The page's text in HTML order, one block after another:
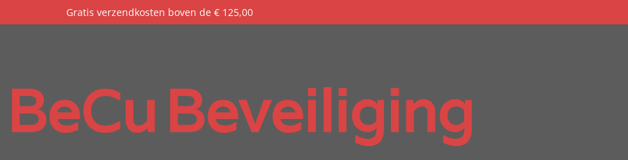
Gratis verzendkosten boven de € 125,00
BeCu Beveiliging